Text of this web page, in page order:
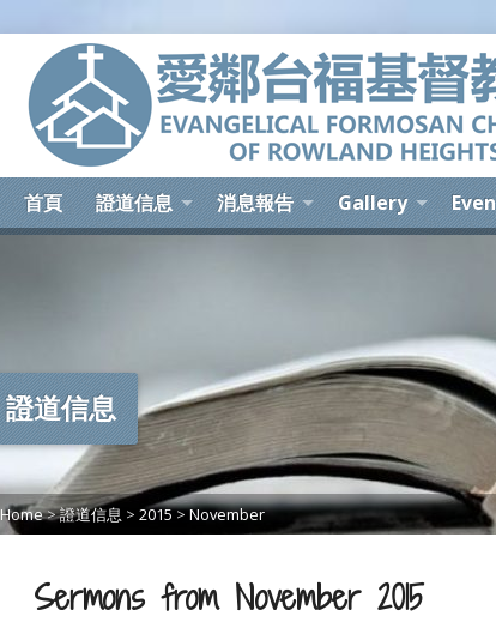
首頁 證道信息 消息報告 Gallery
證道信息
Home>證道信息 > 2015>November
Sermons from November 2015